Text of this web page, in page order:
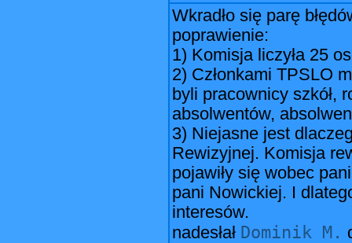
Wkradło się parę
poprawienie:
1) Komisja liczyła 25
2) Członkami TPSLO
byli pracownicy szkół,
absolwentów,
3) Niejasne jest
Rewizyjnej. Komisja
pojawiły się wobec
pani Nowickiej. I
interesów.
nadesłał Dominik M.